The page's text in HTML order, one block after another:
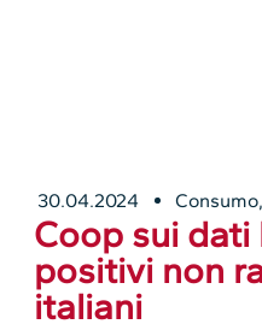
30.04.2024 Consumo
Coop sui
positivi non
italiani